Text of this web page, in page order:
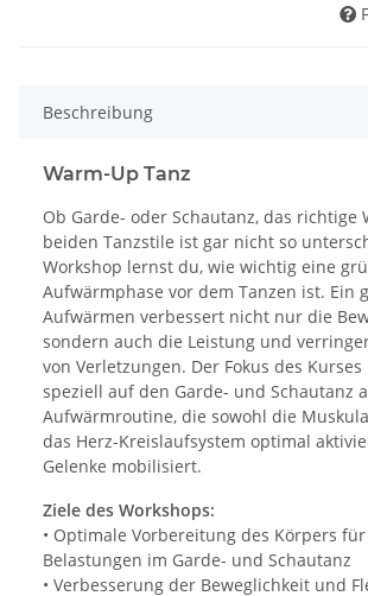
Beschreibung
Warm-Up Tanz
Ob Garde- oder Schautanz, das richtige
beiden Tanzstile ist gar nicht so
Workshop lernst du, wie wichtig eine
Aufwärmphase vor dem Tanzen ist. Ein
Aufwärmen verbessert nicht nur die
sondern auch die Leistung und
von Verletzungen. Der Fokus des
speziell auf den Garde- und Schautanz
Aufwärmroutine, die sowohl die
das Herz-Kreislaufsystem optimal
Gelenke mobilisiert.
Ziele des Workshops:
• Optimale Vorbereitung des Körpers
Belastungen im Garde- und Schautanz
• Verbesserung der Beweglichkeit und